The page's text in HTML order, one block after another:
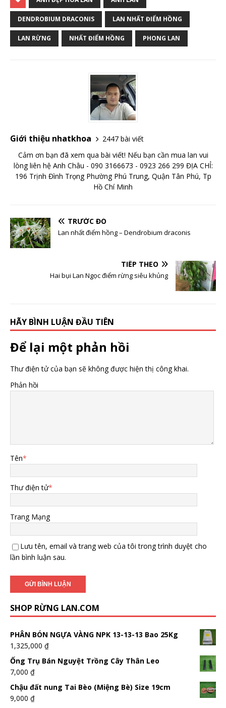
DENDROBIUM DRACONIS LAN NHẤT ĐIỂM HỒNG
LAN RỪNG NHẤT ĐIỂM HỒNG PHONG LAN
Giới thiệu nhatkhoa
2447 bài viết
Cảm ơn bạn đã xem qua bài viết! Nếu bạn cần mua lan vui
lòng liên hệ Anh Châu - 090 3166673 - 0923 266 299 ĐỊA CHỈ:
196 Trịnh Đình Trọng Phường Phú Trung, Quận Tân Phú, Tp
Hồ Chí Minh
TRƯỚC ĐÓ
Lan nhất điểm hồng – Dendrobium draconis
TIẾP THEO
Hai bụi Lan Ngọc điểm rừng siêu khủng
HÃY BÌNH LUẬN ĐẦU TIÊN
Để lại một phản hồi
Thư điện tử của bạn sẽ không được hiện thị công khai.
Phản hồi
Tên*
Thư điện tử*
Trang Mạng
Lưu tên, email và trang web của tôi trong trình duyệt cho
lần bình luận sau.
SHOP RỪNG LAN.COM
PHÂN BÓN NGỰA VÀNG NPK 13-13-13 Bao 25Kg
1,325,000 ₫
Ống Trụ Bán Nguyệt Trồng Cây Thân Leo
7,000 ₫
Chậu đất nung Tai Bèo (Miệng Bè) Size 19cm
9,000 ₫